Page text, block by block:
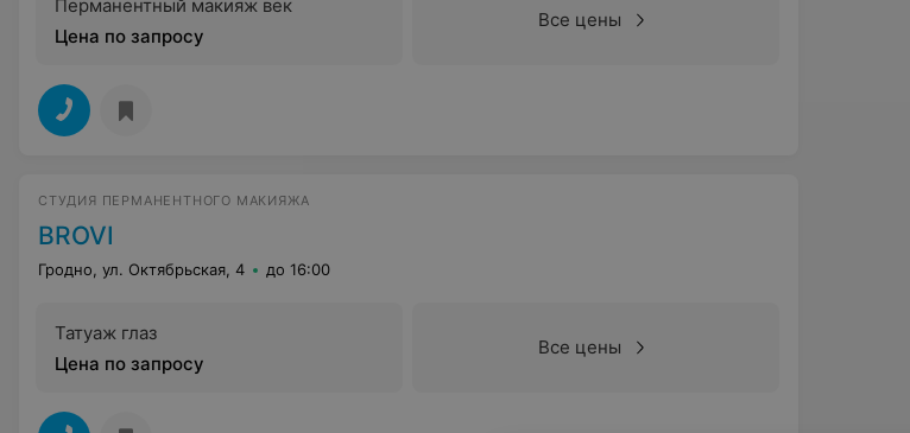
Перманентный макияж век
Цена по запросу
Все цены
СТУДИЯ ПЕРМАНЕНТНОГО МАКИЯЖА
BROVI
Гродно, ул. Октябрьская, 4 до 16:00
Татуаж глаз
Цена по запросу
Все цены